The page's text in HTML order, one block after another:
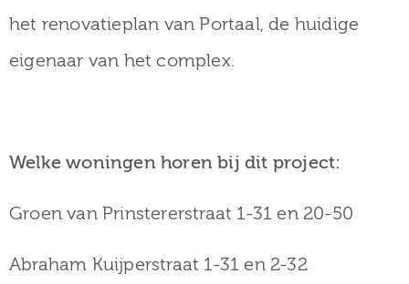
het renovatieplan van Portaal, de huidige
eigenaar van het complex.
Welke woningen horen bij dit project:
Groen van Prinstererstraat 1-31 en 20-50
Abraham Kuijperstraat 1-31 en 2-32